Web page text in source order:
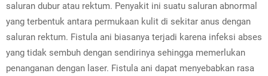
saluran dubur atau rektum. Penyakit ini suatu saluran abnormal
yang terbentuk antara permukaan kulit di sekitar anus dengan
saluran rektum. Fistula ani biasanya terjadi karena infeksi abses
yang tidak sembuh dengan sendirinya sehingga memerlukan
penanganan dengan laser. Fistula ani dapat menyebabkan rasa